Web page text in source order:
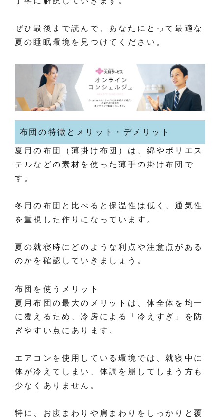
ぜひ最後まで読んで、あなたにとって最適な
夏の睡眠環境を見つけてください。
布団の特徴とメリット・デメリット
夏用の布団（薄掛け布団）は、綿やポリエス
テルなどの素材を使った薄手の掛け布団で
す。
冬用の布団と比べると保温性は低く、通気性
を重視した作りになっています。
夏の就寝時にどのような利点や注意点がある
のかを確認していきましょう。
布団を使うメリット
夏用布団の最大のメリットは、体全体を均一
に覆えるため、冷房による「冷えすぎ」を防
ぎやすい点にあります。
エアコンを使用している環境では、就寝中に
体が冷えてしまい、体調を崩してしまう方も
少なくありません。
特に、お腹まわりや肩まわりをしっかりと覆